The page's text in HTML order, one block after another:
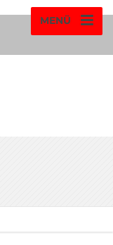
MENÜ